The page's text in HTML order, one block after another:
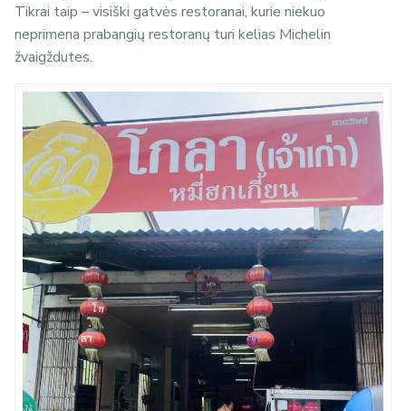
Tikrai taip – visiški gatvės restoranai, kurie niekuo
neprimena prabangių restoranų turi kelias Michelin
žvaigždutes.